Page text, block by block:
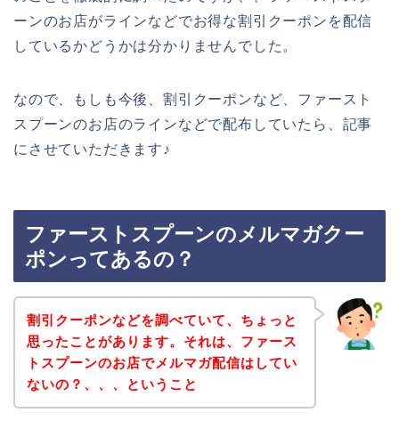
ーンのお店がラインなどでお得な割引クーポンを配信
しているかどうかは分かりませんでした。
なので、もしも今後、割引クーポンなど、ファースト
スプーンのお店のラインなどで配布していたら、記事
にさせていただきます♪
ファーストスプーンのメルマガクー
ポンってあるの？
割引クーポンなどを調べていて、ちょっと
思ったことがあります。それは、ファース
トスプーンのお店でメルマガ配信はしてい
ないの？、、、ということ